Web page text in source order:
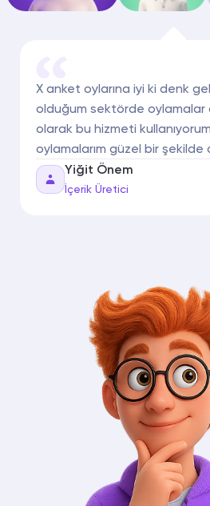
X anket oylarına iyi ki denk
olduğum sektörde oylamalar
olarak bu hizmeti
oylamalarım güzel bir şekilde
Yiğit Önem
İçerik Üretici